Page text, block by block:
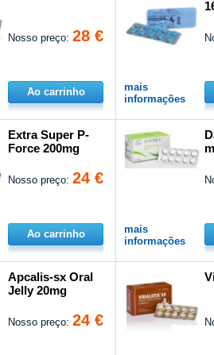
Nosso preço:28 €
Ao carrinho
mais
informações
Extra Super P-
Force 200mg
Nosso preço:24 €
Ao carrinho
mais
informações
Apcalis-sx Oral
Jelly 20mg
Nosso preço:24 €